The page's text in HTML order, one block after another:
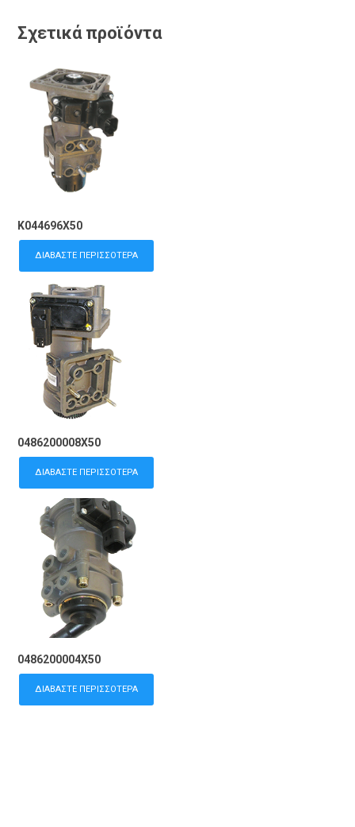
Σχετικά προϊόντα
K044696X50
ΔΙΑΒΆΣΤΕ ΠΕΡΙΣΣΌΤΕΡΑ
0486200008X50
ΔΙΑΒΆΣΤΕ ΠΕΡΙΣΣΌΤΕΡΑ
0486200004X50
ΔΙΑΒΆΣΤΕ ΠΕΡΙΣΣΌΤΕΡΑ